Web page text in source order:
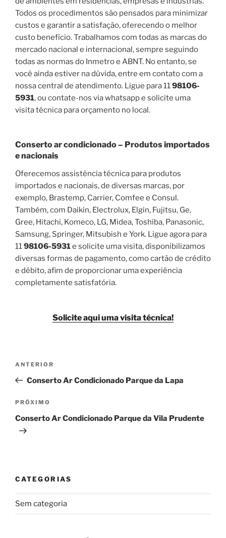
Todos os procedimentos são pensados para minimizar
custos e garantir a satisfação, oferecendo o melhor
custo benefício. Trabalhamos com todas as marcas do
mercado nacional e internacional, sempre seguindo
todas as normas do Inmetro e ABNT. No entanto, se
você ainda estiver na dúvida, entre em contato com a
nossa central de atendimento. Ligue para 1198106-
5931, ou contate-nos via whatsapp e solicite uma
visita técnica para orçamento no local.
Conserto ar condicionado – Produtos importados
e nacionais
Oferecemos assistência técnica para produtos
importados e nacionais, de diversas marcas, por
exemplo, Brastemp, Carrier, Comfee e Consul.
Também, com Daikin, Electrolux, Elgin, Fujitsu, Ge,
Gree, Hitachi, Komeco, LG, Midea, Toshiba, Panasonic,
Samsung, Springer, Mitsubish e York. Ligue agora para
1198106-5931e solicite uma visita, disponibilizamos
diversas formas de pagamento, como cartão de crédito
e débito, afim de proporcionar uma experiência
completamente satisfatória.
Solicite aqui uma visita técnica!
Navegação
Post
Post
anterior
ANTERIOR
Conserto Ar Condicionado Parque da Lapa
Próximo
post
PRÓXIMO
Conserto Ar Condicionado Parque da Vila Prudente
CATEGORIAS
Sem categoria